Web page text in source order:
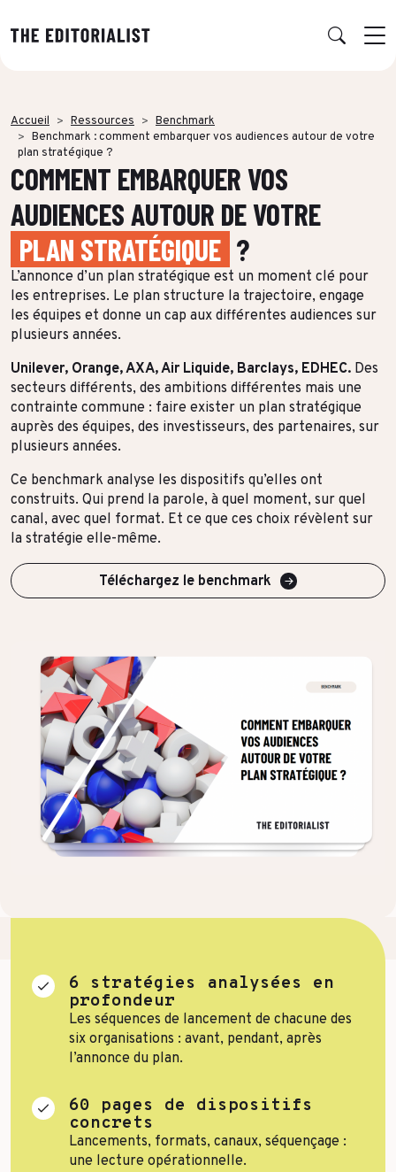
NOS EXPERTISES
Data & Insights
Stratégie & Positionnement
Production éditoriale
Concepts créatifs & Multimédia
Multidiffusion qualifiée
Formation & Gouvernance
SUCCESS STORIES
PAR SECTEUR
Banque & Assurance
Finance & Private Equity
Énergie & Industrie
ESN & Tech
Luxe
Conseil & Juridique
Transport & Logistique
Santé & Pharma
Silver Economy
Tourisme & Hôtellerie
PAR RÉFÉRENCES CLIENTS
Toutes les success stories
INSIGHTS
PUBLICATIONS
Book RSE
Book récit durabilité
Études, Notes de recherche & Benchmarks
THÉMATIQUE À LA UNE
Audiences & distribution
Format & engagement
Top Voices
Finance & private equity
Transition durable
À PROPOS
L’AGENCE
Notre réseau d’experts
Charte IA
Nos engagements RSE
Nous rejoindre
Accueil Ressources
Benchmark
Benchmark : comment embarquer vos audiences autour de votre
plan stratégique ?
COMMENT EMBARQUER VOS
AUDIENCES AUTOUR DE VOTRE
PLAN STRATÉGIQUE ?
L’annonce d’un plan stratégique est un moment clé pour
les entreprises. Le plan structure la trajectoire, engage
les équipes et donne un cap aux différentes audiences sur
plusieurs années.
Unilever, Orange, AXA, Air Liquide, Barclays, EDHEC. Des
secteurs différents, des ambitions différentes mais une
contrainte commune : faire exister un plan stratégique
auprès des équipes, des investisseurs, des partenaires, sur
plusieurs années.
Ce benchmark analyse les dispositifs qu’elles ont
construits. Qui prend la parole, à quel moment, sur quel
canal, avec quel format. Et ce que ces choix révèlent sur
la stratégie elle-même.
Téléchargez le benchmark
6 stratégies analysées en
profondeur
Les séquences de lancement de chacune des
six organisations : avant, pendant, après
l’annonce du plan.
60 pages de dispositifs
concrets
Lancements, formats, canaux, séquençage :
une lecture opérationnelle.